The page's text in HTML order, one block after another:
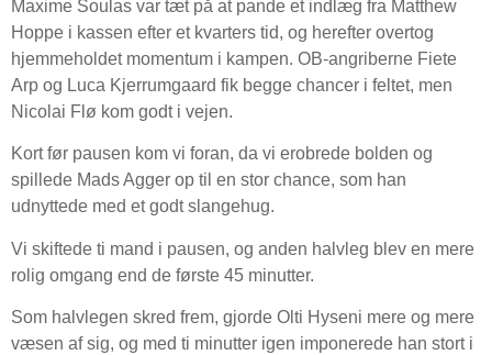
Maxime Soulas var tæt på at pande et indlæg fra Matthew
Hoppe i kassen efter et kvarters tid, og herefter overtog
hjemmeholdet momentum i kampen. OB-angriberne Fiete
Arp og Luca Kjerrumgaard fik begge chancer i feltet, men
Nicolai Flø kom godt i vejen.
Kort før pausen kom vi foran, da vi erobrede bolden og
spillede Mads Agger op til en stor chance, som han
udnyttede med et godt slangehug.
Vi skiftede ti mand i pausen, og anden halvleg blev en mere
rolig omgang end de første 45 minutter.
Som halvlegen skred frem, gjorde Olti Hyseni mere og mere
væsen af sig, og med ti minutter igen imponerede han stort i